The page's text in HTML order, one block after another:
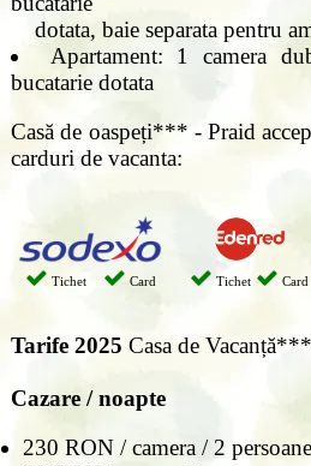
dotata, baie separata pentru
Apartament: 1 camera
bucatarie dotata
Casă de oaspeți*** - Praid
carduri de vacanta:
Tichet Card Tichet Card
Tarife 2025 Casa de
Cazare / noapte
230 RON / camera / 2 persoane